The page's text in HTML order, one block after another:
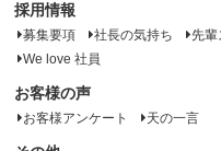
採用情報
募集要項 社長の気持ち 先
We love 社員
お客様の声
お客様アンケート 天の一言